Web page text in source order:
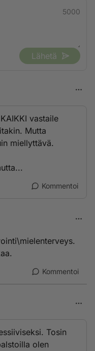
5000
Lähetä
vastaile
Mutta
miellyttävä.
Kommentoi
Kommentoi
Tosin
olen